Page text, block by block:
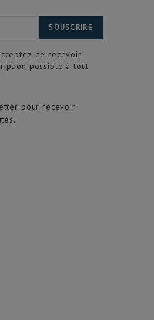
pour recevoir
SOUSCRIRE
de recevoir
possible à tout